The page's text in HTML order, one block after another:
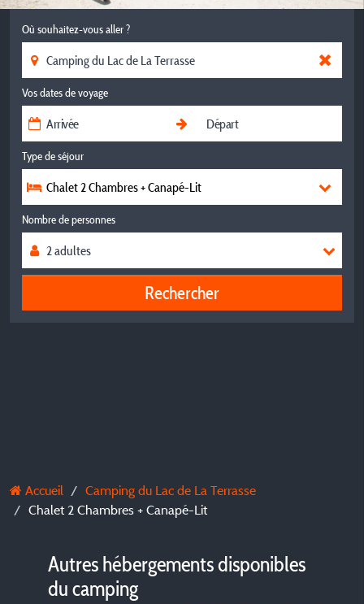
Où souhaitez-vous aller ?
Vos dates de voyage
Type de séjour
Chalet 2 Chambres + Canapé-Lit
Nombre de personnes
Rechercher
Accueil
Camping du Lac de La Terrasse
Chalet 2 Chambres + Canapé-Lit
Autres hébergements disponibles
du camping